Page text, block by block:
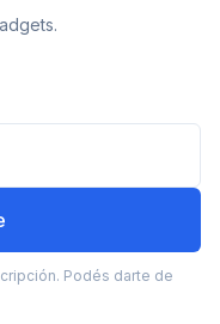
Podés darte de